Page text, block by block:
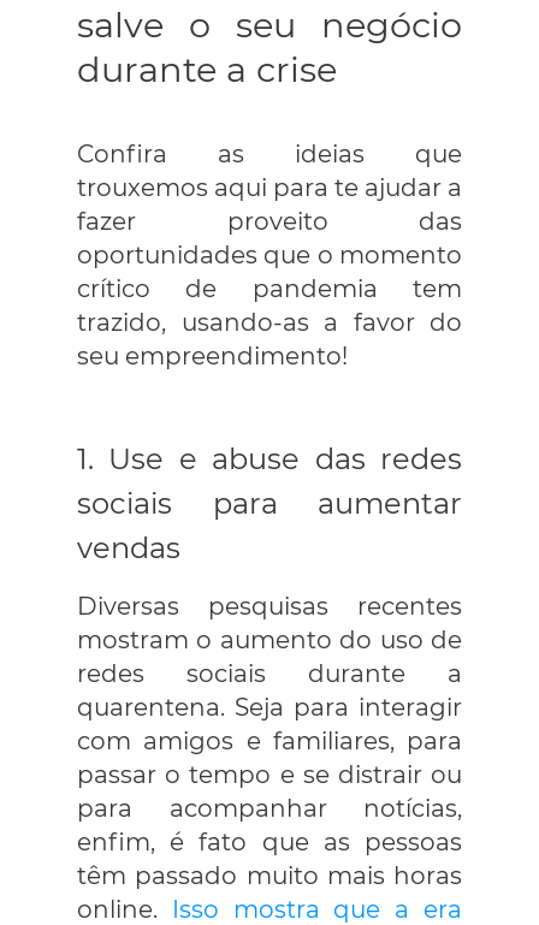
salve o seu negócio
durante a crise
Confira as ideias que
trouxemos aqui para te ajudar a
fazer proveito das
oportunidades que o momento
crítico de pandemia tem
trazido, usando-as a favor do
seu empreendimento!
1. Use e abuse das redes
sociais para aumentar
vendas
Diversas pesquisas recentes
mostram o aumento do uso de
redes sociais durante a
quarentena. Seja para interagir
com amigos e familiares, para
passar o tempo e se distrair ou
para acompanhar notícias,
enfim, é fato que as pessoas
têm passado muito mais horas
online. Isso mostra que a era